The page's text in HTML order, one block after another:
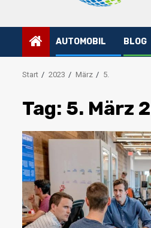
AUTOMOBIL BLOG
Start 2023 März 5.
Tag: 5. März